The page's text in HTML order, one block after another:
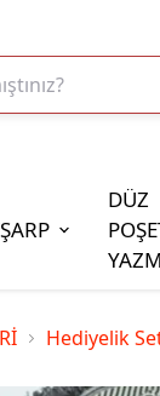
DÜZ
Hediyelik